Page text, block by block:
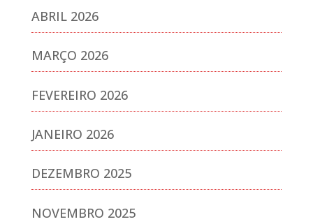
ABRIL 2026
MARÇO 2026
FEVEREIRO 2026
JANEIRO 2026
DEZEMBRO 2025
NOVEMBRO 2025